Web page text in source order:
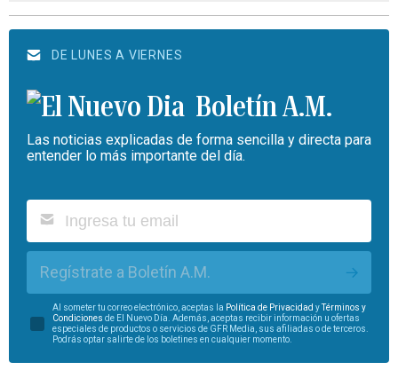
DE LUNES A VIERNES
Boletín A.M.
Las noticias explicadas de forma sencilla y directa para
entender lo más importante del día.
Regístrate a Boletín A.M.
Al someter tu correo electrónico, aceptas la Política de Privacidad y
Términos y
Condiciones de El Nuevo Día. Además, aceptas recibir información u ofertas
especiales de productos o servicios de GFR Media, sus afiliadas o de terceros.
Podrás optar salirte de los boletines en cualquier momento.